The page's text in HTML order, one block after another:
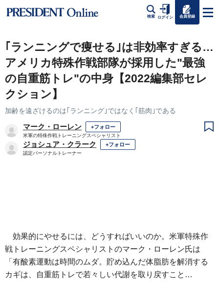
検索 ログイン 会員登録
｢ランニングで痩せる｣は非効率すぎる…
アメリカ特殊作戦部隊が採用した"最強
の自重筋トレ"の中身【2022編集部セレ
クション】
加齢を遠ざけるのは｢ランニング｣ではなく｢筋肉｣である
マーク・ローレン +フォロー
米軍の特殊作戦トレーニングスペシャリスト
ジョシュア・クラーク +フォロー
認定パーソナルトレーナー
効果的にやせるには、どうすればいいのか。米軍特殊作
戦トレーニングスペシャリストのマーク・ローレン氏は
「有酸素運動は時間のムダ。貯め込んだ体脂肪を解消する
カギは、自重筋トレで若々しい代謝を取り戻すこと…